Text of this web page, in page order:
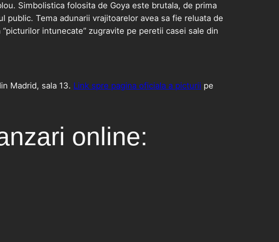
Simbolistica folosita de Goya este brutala, de prima
public. Tema adunarii vrajitoarelor avea sa fie reluata de
intunecate” zugravite pe peretii casei sale din
Madrid, sala 13. Link spre pagina oficiala a picturii pe
online: